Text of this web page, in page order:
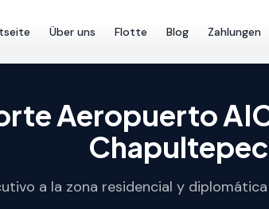
Über uns Flotte Blog Zahlungen
Aeropuerto
Chapultepec
a la zona residencial y